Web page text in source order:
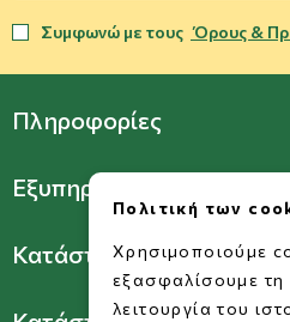
Συμφωνώ με τους Όρους &
Πληροφορίες
Εξυπηρέτηση Πελατών
Κατάστημα Γλυφάδας
Πολιτική των
Χρησιμοποιούμε
εξασφαλίσουμε τη
λειτουργία του